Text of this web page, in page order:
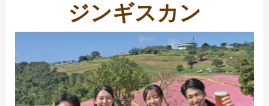
ジンギスカン